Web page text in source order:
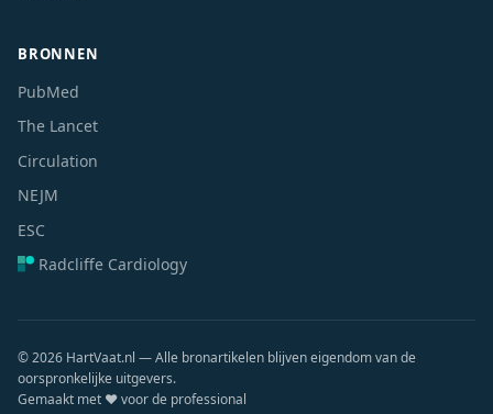
BRONNEN
PubMed
The Lancet
Circulation
NEJM
ESC
Radcliffe Cardiology
© 2026 HartVaat.nl — Alle bronartikelen blijven eigendom van de
oorspronkelijke uitgevers.
Gemaakt met ❤️ voor de professional